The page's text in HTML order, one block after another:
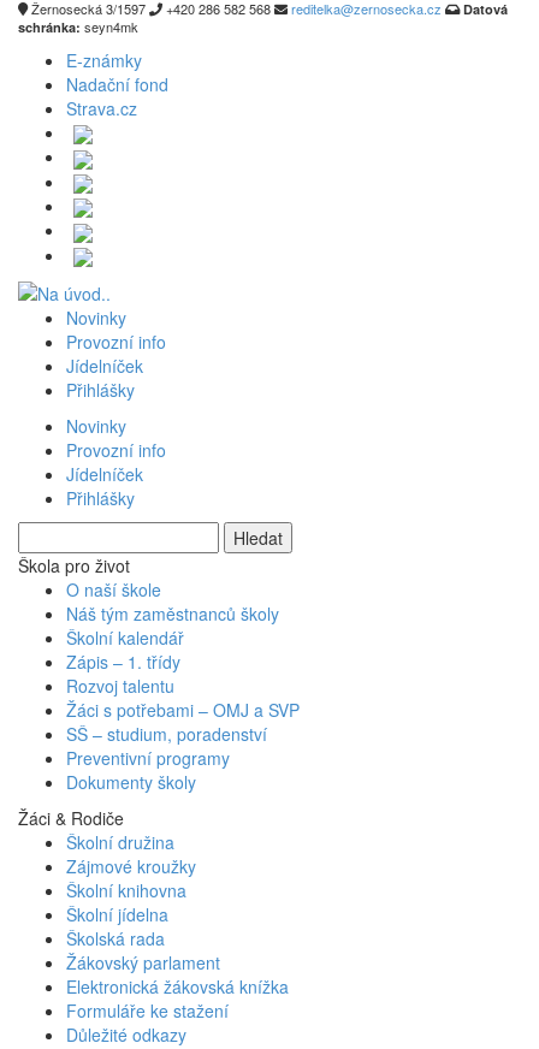
Žernosecká 3/1597 +420 286 582 568 reditelka@zernosecka.cz
Datová
schránka: seyn4mk
E-známky
Nadační fond
Strava.cz
Novinky
Provozní info
Jídelníček
Přihlášky
Novinky
Provozní info
Jídelníček
Přihlášky
Škola pro život
O naší škole
Náš tým zaměstnanců školy
Školní kalendář
Zápis – 1. třídy
Rozvoj talentu
Žáci s potřebami – OMJ a SVP
SŠ – studium, poradenství
Preventivní programy
Dokumenty školy
Žáci & Rodiče
Školní družina
Zájmové kroužky
Školní knihovna
Školní jídelna
Školská rada
Žákovský parlament
Elektronická žákovská knížka
Formuláře ke stažení
Důležité odkazy